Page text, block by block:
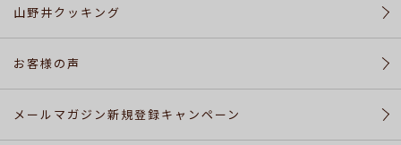
配
料
に
山野井クッキング
お客様の声
メールマガジン新規登録キャンペーン